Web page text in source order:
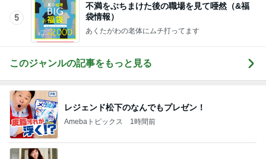
5
不満をぶちまけた後の職場を見て唖然（&福
袋情報）
あくたがわの老体にムチ打ってます
このジャンルの記事をもっと見る
レジェンド松下のなんでもプレゼン！
Amebaトピックス 1時間前